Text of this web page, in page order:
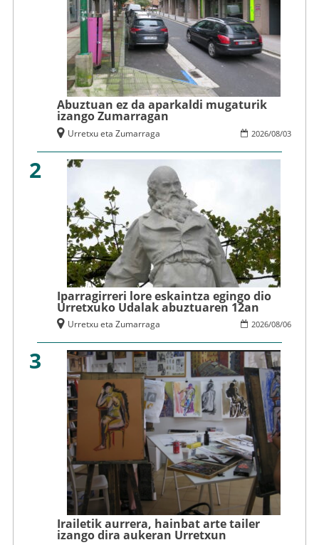
Abuztuan ez da aparkaldi mugaturik
izango Zumarragan
2026/08/03
Urretxu eta Zumarraga
2
Iparragirreri lore eskaintza egingo dio
Urretxuko Udalak abuztuaren 12an
2026/08/06
Urretxu eta Zumarraga
3
Irailetik aurrera, hainbat arte tailer
izango dira aukeran Urretxun